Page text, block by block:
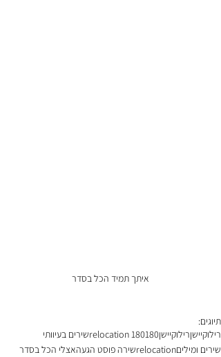
איתך תמיד הכל בסדר
תיוגים:
רילוקיישןרילוקיישן180 relocation 180שירים בעיוותי
שירים ומיליםrelocationשירה פוסט הגעהאצלי הכל בסדר